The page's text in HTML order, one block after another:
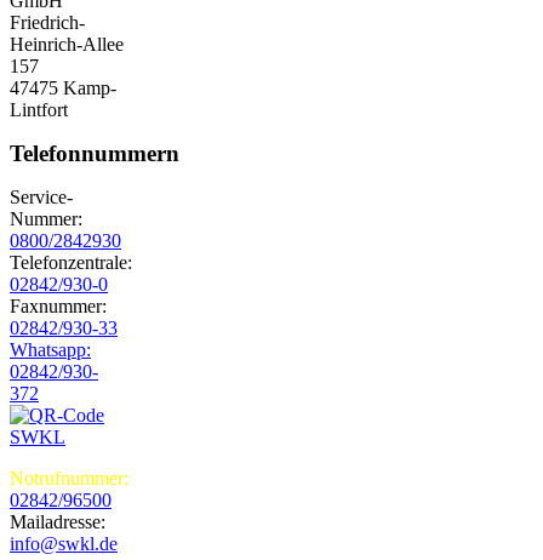
Friedrich-
Heinrich-Allee
157
47475 Kamp-
Lintfort
Telefonnummern
Service-
Nummer:
0800/2842930
Telefonzentrale:
02842/930-0
Faxnummer:
02842/930-33
Whatsapp:
02842/930-
372
Notrufnummer:
02842/96500
Mailadresse:
info@swkl.de